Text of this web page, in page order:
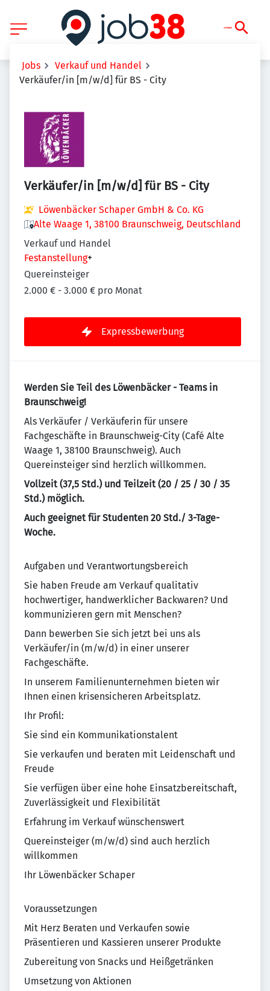
Jobs
Verkauf und Handel
Verkäufer/in [m/w/d] für BS - City
Verkäufer/in [m/w/d] für BS - City
Löwenbäcker Schaper GmbH & Co. KG
Alte Waage 1, 38100 Braunschweig, Deutschland
Verkauf und Handel
Festanstellung+
Quereinsteiger
2.000 € - 3.000 € pro Monat
Expressbewerbung
Werden Sie Teil des Löwenbäcker - Teams in
Braunschweig!
Als Verkäufer / Verkäuferin für unsere
Fachgeschäfte in Braunschweig-City (Café Alte
Waage 1, 38100 Braunschweig). Auch
Quereinsteiger sind herzlich willkommen.
Vollzeit (37,5 Std.) und Teilzeit (20 / 25 / 30 / 35
Std.) möglich.
Auch geeignet für Studenten 20 Std./ 3-Tage-
Woche.
Aufgaben und Verantwortungsbereich
Sie haben Freude am Verkauf qualitativ
hochwertiger, handwerklicher Backwaren? Und
kommunizieren gern mit Menschen?
Dann bewerben Sie sich jetzt bei uns als
Verkäufer/in (m/w/d) in einer unserer
Fachgeschäfte.
In unserem Familienunternehmen bieten wir
Ihnen einen krisensicheren Arbeitsplatz.
Ihr Profil:
Sie sind ein Kommunikationstalent
Sie verkaufen und beraten mit Leidenschaft und
Freude
Sie verfügen über eine hohe Einsatzbereitschaft,
Zuverlässigkeit und Flexibilität
Erfahrung im Verkauf wünschenswert
Quereinsteiger (m/w/d) sind auch herzlich
willkommen
Ihr Löwenbäcker Schaper
Voraussetzungen
Mit Herz Beraten und Verkaufen sowie
Präsentieren und Kassieren unserer Produkte
Zubereitung von Snacks und Heißgetränken
Umsetzung von Aktionen